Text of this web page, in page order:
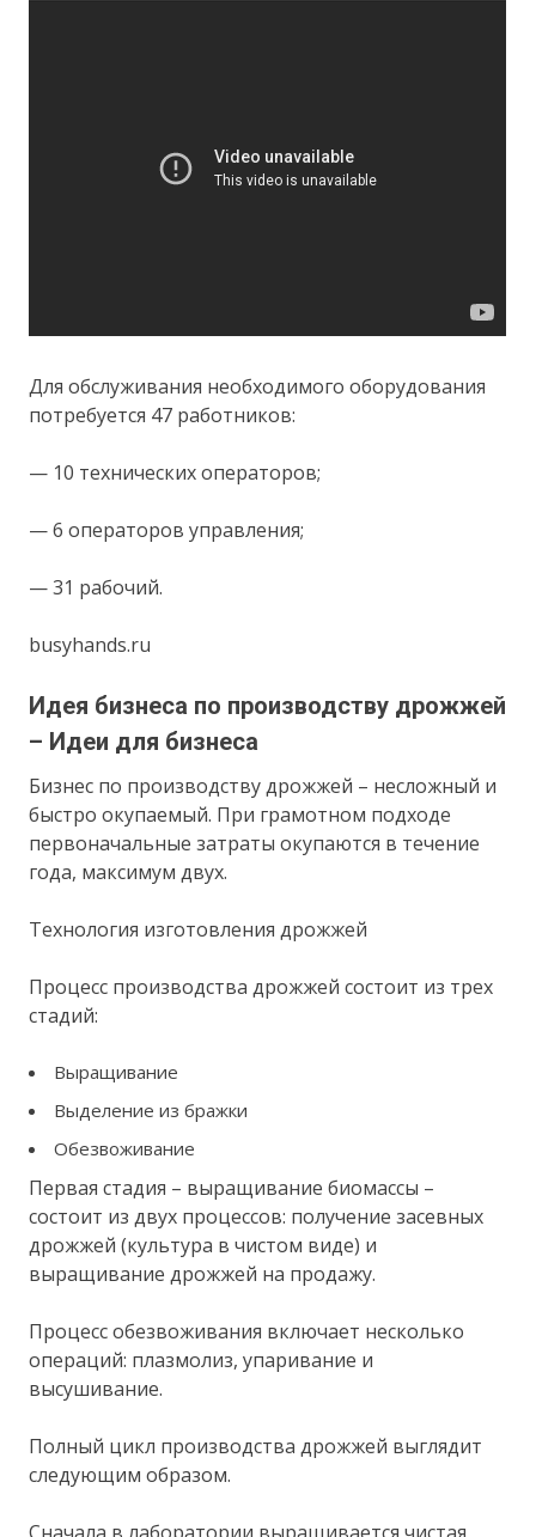
Для обслуживания необходимого оборудования
потребуется 47 работников:
— 10 технических операторов;
— 6 операторов управления;
— 31 рабочий.
busyhands.ru
Идея бизнеса по производству дрожжей
– Идеи для бизнеса
Бизнес по производству дрожжей – несложный и
быстро окупаемый. При грамотном подходе
первоначальные затраты окупаются в течение
года, максимум двух.
Технология изготовления дрожжей
Процесс производства дрожжей состоит из трех
стадий:
Выращивание
Выделение из бражки
Обезвоживание
Первая стадия – выращивание биомассы –
состоит из двух процессов: получение засевных
дрожжей (культура в чистом виде) и
выращивание дрожжей на продажу.
Процесс обезвоживания включает несколько
операций: плазмолиз, упаривание и
высушивание.
Полный цикл производства дрожжей выглядит
следующим образом.